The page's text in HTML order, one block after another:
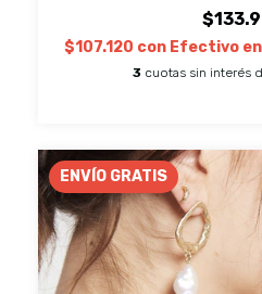
$107.120 con Efectivo
3 cuotas sin interés
ENVÍO GRATIS